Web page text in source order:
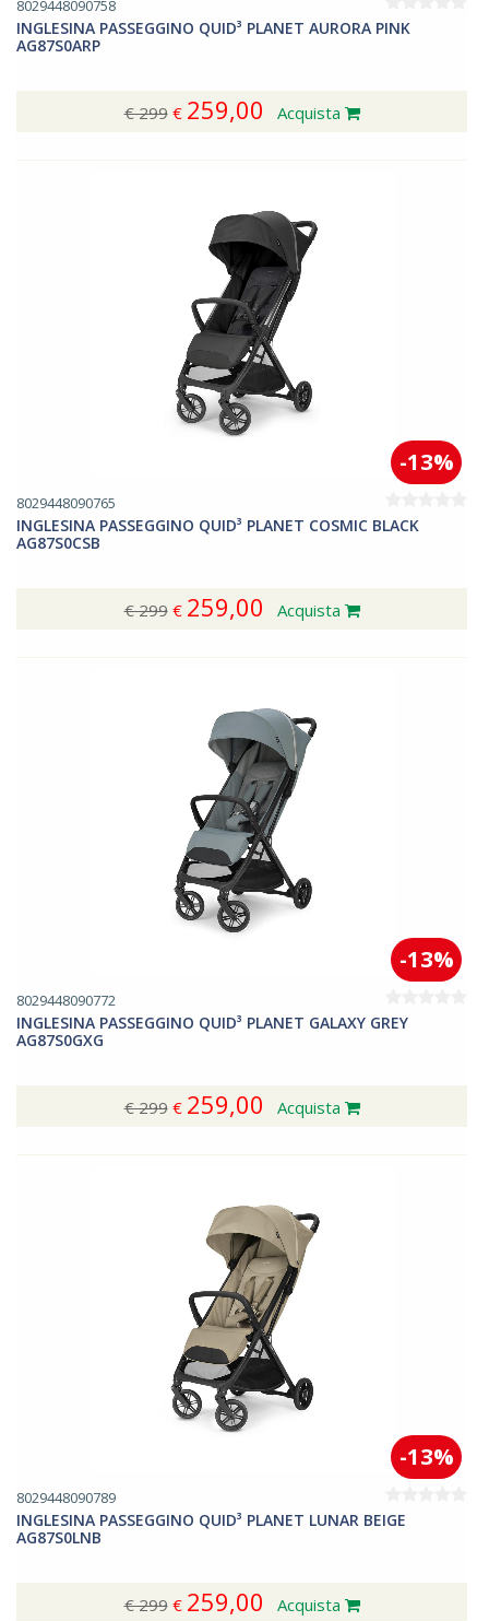
8029448090758
INGLESINA PASSEGGINO QUID³ PLANET AURORA PINK
AG87S0ARP
€ 299€ 259,00 Acquista
8029448090765
INGLESINA PASSEGGINO QUID³ PLANET COSMIC BLACK
AG87S0CSB
€ 299€ 259,00
-13%
Acquista
8029448090772
INGLESINA PASSEGGINO QUID³ PLANET GALAXY GREY
AG87S0GXG
€ 299€ 259,00
-13%
Acquista
8029448090789
INGLESINA PASSEGGINO QUID³ PLANET LUNAR BEIGE
AG87S0LNB
€ 299€ 259,00
-13%
Acquista